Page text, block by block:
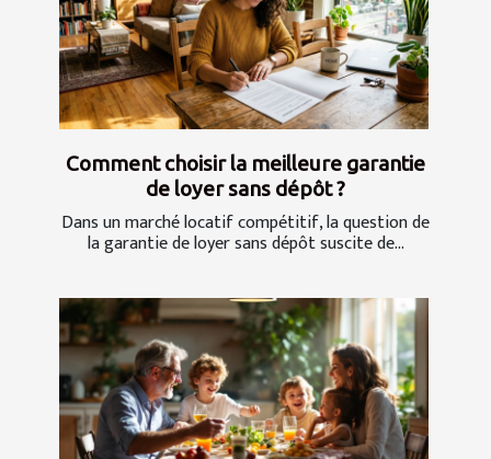
Comment choisir la meilleure garantie
de loyer sans dépôt ?
Dans un marché locatif compétitif, la question de
la garantie de loyer sans dépôt suscite de...